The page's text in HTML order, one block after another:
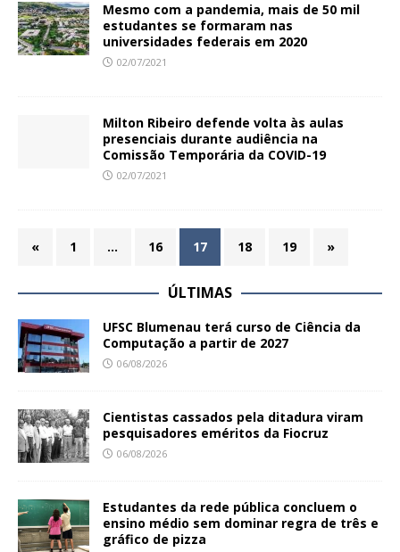
Mesmo com a pandemia, mais de 50 mil
estudantes se formaram nas
universidades federais em 2020
02/07/2021
Milton Ribeiro defende volta às aulas
presenciais durante audiência na
Comissão Temporária da COVID-19
02/07/2021
« 1 … 16 17 18 19 »
ÚLTIMAS
UFSC Blumenau terá curso de Ciência da
Computação a partir de 2027
06/08/2026
Cientistas cassados pela ditadura viram
pesquisadores eméritos da Fiocruz
06/08/2026
Estudantes da rede pública concluem o
ensino médio sem dominar regra de três e
gráfico de pizza